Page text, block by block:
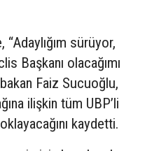
“Adaylığım sürüyor,
Başkanı olacağımı
Faiz Sucuoğlu,
ilişkin tüm UBP’li
kaydetti.